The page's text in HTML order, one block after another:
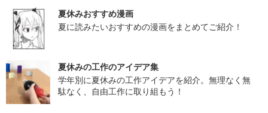
夏休みおすすめ漫画
夏に読みたいおすすめの漫画をまとめてご紹介！
夏休みの工作のアイデア集
学年別に夏休みの工作アイデアを紹介。無理なく無
駄なく、自由工作に取り組もう！